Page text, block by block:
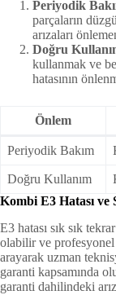
Periyodik
parçaların
arızaları
Doğru
kullanmak ve
hatasının
Önlem
Periyodik Bakım
Doğru Kullanım
Kombi E3 Hatası ve
E3 hatası sık sık
olabilir ve
arayarak uzman
garanti kapsamında
garanti dahilindeki